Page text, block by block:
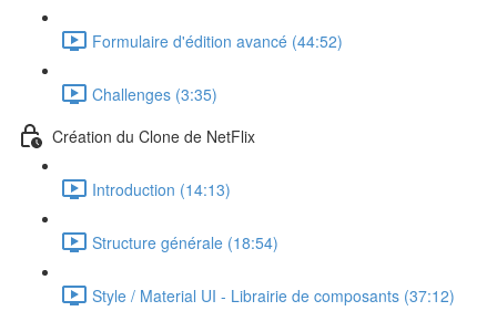
Formulaire d'édition avancé (44:52)
Challenges (3:35)
Création du Clone de NetFlix
Introduction (14:13)
Structure générale (18:54)
Style / Material UI - Librairie de composants (37:12)